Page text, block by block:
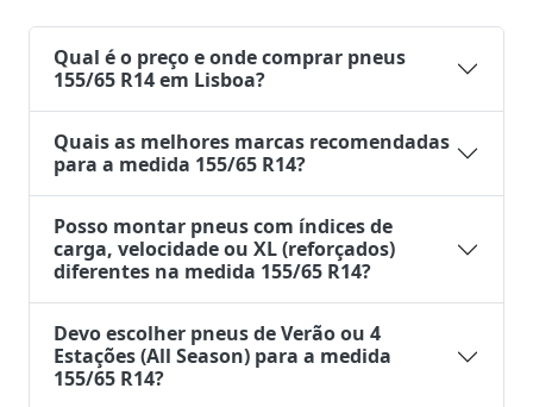
Qual é o preço e onde comprar pneus
155/65 R14 em Lisboa?
Quais as melhores marcas recomendadas
para a medida 155/65 R14?
Posso montar pneus com índices de
carga, velocidade ou XL (reforçados)
diferentes na medida 155/65 R14?
Devo escolher pneus de Verão ou 4
Estações (All Season) para a medida
155/65 R14?